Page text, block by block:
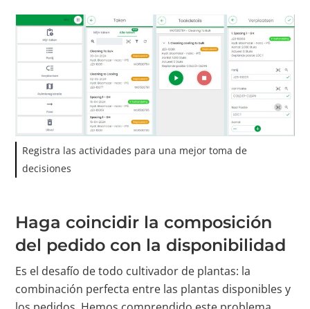
Registra las actividades para una mejor toma de
decisiones
Haga coincidir la composición
del pedido con la disponibilidad
Es el desafío de todo cultivador de plantas: la
combinación perfecta entre las plantas disponibles y